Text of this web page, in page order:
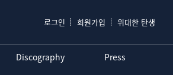
로그인 회원가입 위대한 탄생
Discography Press